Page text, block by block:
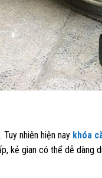
nhiên hiện nay khóa
kẻ gian có thể dễ